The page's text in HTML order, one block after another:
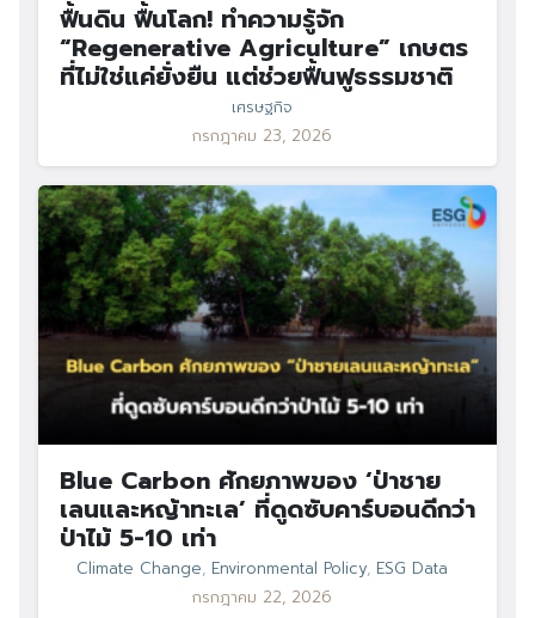
ฟื้นดิน ฟื้นโลก! ทำความรู้จัก
“Regenerative Agriculture” เกษตร
ที่ไม่ใช่แค่ยั่งยืน แต่ช่วยฟื้นฟูธรรมชาติ
เศรษฐกิจ
กรกฎาคม 23, 2026
Blue Carbon ศักยภาพของ ‘ป่าชาย
เลนและหญ้าทะเล’ ที่ดูดซับคาร์บอนดีกว่า
ป่าไม้ 5-10 เท่า
Climate Change, Environmental Policy, ESG Data
กรกฎาคม 22, 2026